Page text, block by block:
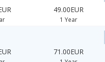
49.00EUR
1 Year
71.00EUR